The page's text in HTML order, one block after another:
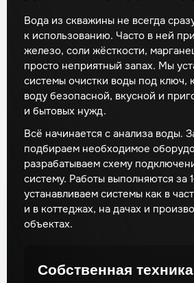
Вода из скважины не всегда
к использованию. Часто в ней
железо, соли жёсткости,
просто неприятный запах. Мы
системы очистки воды под ключ,
воду безопасной, вкусной и
и бытовых нужд.
Всё начинается с анализа воды.
подбираем необходимое
разрабатываем схему
систему. Работы выполняются за
устанавливаем системы как в
и в коттеджах, на дачах и
объектах.
Собственная техника